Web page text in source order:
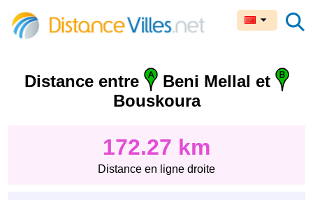
Distance entre
Beni Mellal et
Bouskoura
172.27 km
Distance en ligne droite